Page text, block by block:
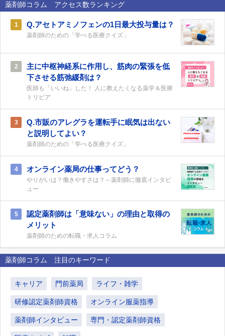
薬剤師コラム アクセス数ランキング
1 Q.アセトアミノフェンの1日最大投与量は？
薬剤師のための「学べる医療クイズ」
2
主に中枢神経系に作用し、筋肉の緊張を低
下させる筋弛緩剤は？
医師も「いいね」した！ 人に教えたくなる薬学＆医療
トリビア
3
Q.市販のアレグラを運転手に眠気は出ない
と説明してよい？
薬剤師のための「学べる医療クイズ」
4 オンライン薬局の仕事ってどう？
やりがいは？働きやすさは？～薬剤師に徹底インタビ
ュー
5
認定薬剤師は「意味ない」の理由と取得の
メリット
薬剤師のための転職・求人コラム
薬剤師コラム 注目のキーワード
キャリア 門前薬局 ライフ・雑学
研修認定薬剤師資格 オンライン服薬指導
薬剤師インタビュー 専門・認定薬剤師資格